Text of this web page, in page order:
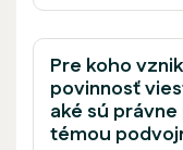
Pre koho
povinnosť
aké sú
témou